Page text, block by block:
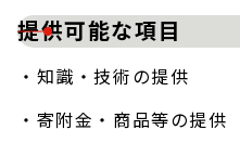
提供可能な項目
・知識・技術の提供
・寄附金・商品等の提供